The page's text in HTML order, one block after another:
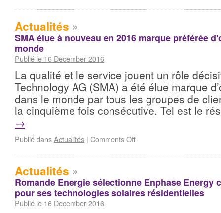
Actualités »
SMA élue à nouveau en 2016 marque préférée
monde
Publié le 16 December 2016
La qualité et le service jouent un rôle
Technology AG (SMA) a été élue marque
dans le monde par tous les groupes de
la cinquième fois consécutive. Tel est le
→
Publié dansActualités | Comments Off
Actualités »
Romande Energie sélectionne Enphase Energy
pour ses technologies solaires résidentielles
Publié le 16 December 2016